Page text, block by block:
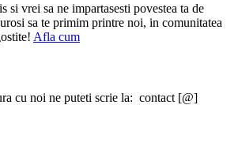
si vrei sa ne impartasesti povestea ta de
sa te primim printre noi, in comunitatea
Afla cum
cu noi ne puteti scrie la: contact [@]